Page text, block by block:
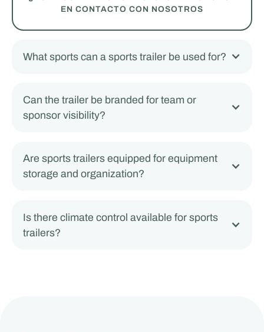
EN CONTACTO CON NOSOTROS
What sports can a sports trailer be used for?
Can the trailer be branded for team or
sponsor visibility?
Are sports trailers equipped for equipment
storage and organization?
Is there climate control available for sports
trailers?